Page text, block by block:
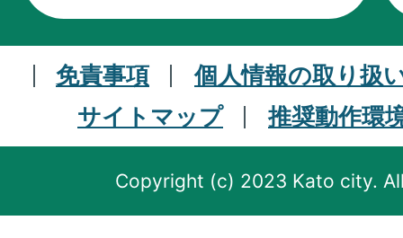
免責事項
個人情報の取り扱
サイトマップ
推奨動作環
Copyright (c) 2023 Kato city.